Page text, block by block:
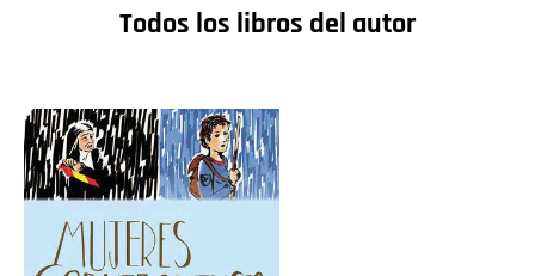
Todos los libros del autor